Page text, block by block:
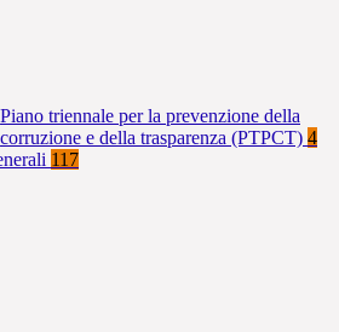
Piano triennale per la prevenzione della
corruzione e della trasparenza (PTPCT) 4
117